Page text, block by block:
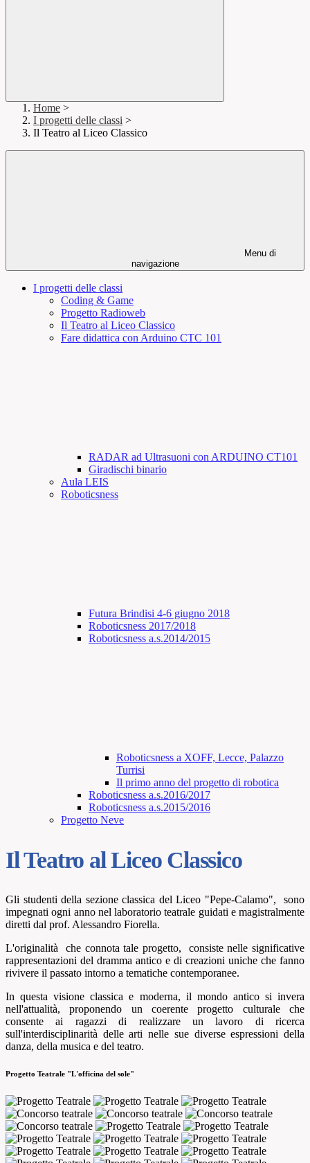
Home >
I progetti delle classi >
Il Teatro al Liceo Classico
Menu di
navigazione
I progetti delle classi
Coding & Game
Progetto Radioweb
Il Teatro al Liceo Classico
Fare didattica con Arduino CTC 101
RADAR ad Ultrasuoni con ARDUINO CT101
Giradischi binario
Aula LEIS
Roboticsness
Futura Brindisi 4-6 giugno 2018
Roboticsness 2017/2018
Roboticsness a.s.2014/2015
Roboticsness a XOFF, Lecce, Palazzo
Turrisi
Il primo anno del progetto di robotica
Roboticsness a.s.2016/2017
Roboticsness a.s.2015/2016
Progetto Neve
Il Teatro al Liceo Classico
Gli studenti della sezione classica del Liceo "Pepe-Calamo", sono
impegnati ogni anno nel laboratorio teatrale guidati e magistralmente
diretti dal prof. Alessandro Fiorella.
L'originalità che connota tale progetto, consiste nelle significative
rappresentazioni del dramma antico e di creazioni uniche che fanno
rivivere il passato intorno a tematiche contemporanee.
In questa visione classica e moderna, il mondo antico si invera
nell'attualità, proponendo un coerente progetto culturale che
consente ai ragazzi di realizzare un lavoro di ricerca
sull'interdisciplinarità delle arti nelle sue diverse espressioni della
danza, della musica e del teatro.
Progetto Teatrale "L'officina del sole"